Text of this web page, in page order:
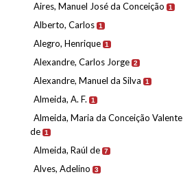
Aires, Manuel José da Conceição 1
Alberto, Carlos 1
Alegro, Henrique 1
Alexandre, Carlos Jorge 2
Alexandre, Manuel da Silva 1
Almeida, A. F. 1
Almeida, Maria da Conceição Valente
de 1
Almeida, Raúl de 7
Alves, Adelino 3